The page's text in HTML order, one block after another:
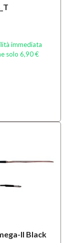
immediata
solo 6,90 €
II Black